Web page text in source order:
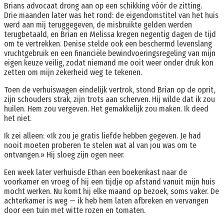
Brians advocaat drong aan op een schikking vóór de zitting.
Drie maanden later was het rond: de eigendomstitel van het huis
werd aan mij teruggegeven, de misbruikte gelden werden
terugbetaald, en Brian en Melissa kregen negentig dagen de tijd
om te vertrekken. Denise stelde ook een beschermd levenslang
vruchtgebruik en een financiële bewindvoeringsregeling van mijn
eigen keuze veilig, zodat niemand me ooit weer onder druk kon
zetten om mijn zekerheid weg te tekenen.
Toen de verhuiswagen eindelijk vertrok, stond Brian op de oprit,
zijn schouders strak, zijn trots aan scherven. Hij wilde dat ik zou
huilen. Hem zou vergeven. Het gemakkelijk zou maken. Ik deed
het niet.
Ik zei alleen: «Ik zou je gratis liefde hebben gegeven. Je had
nooit moeten proberen te stelen wat al van jou was om te
ontvangen.» Hij sloeg zijn ogen neer.
Een week later verhuisde Ethan een boekenkast naar de
voorkamer en vroeg of hij een tijdje op afstand vanuit mijn huis
mocht werken. Nu komt hij elke maand op bezoek, soms vaker. De
achterkamer is weg — ik heb hem laten afbreken en vervangen
door een tuin met witte rozen en tomaten.